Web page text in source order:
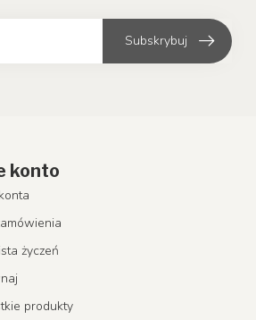
Subskrybuj
konto
życzeń
produkty